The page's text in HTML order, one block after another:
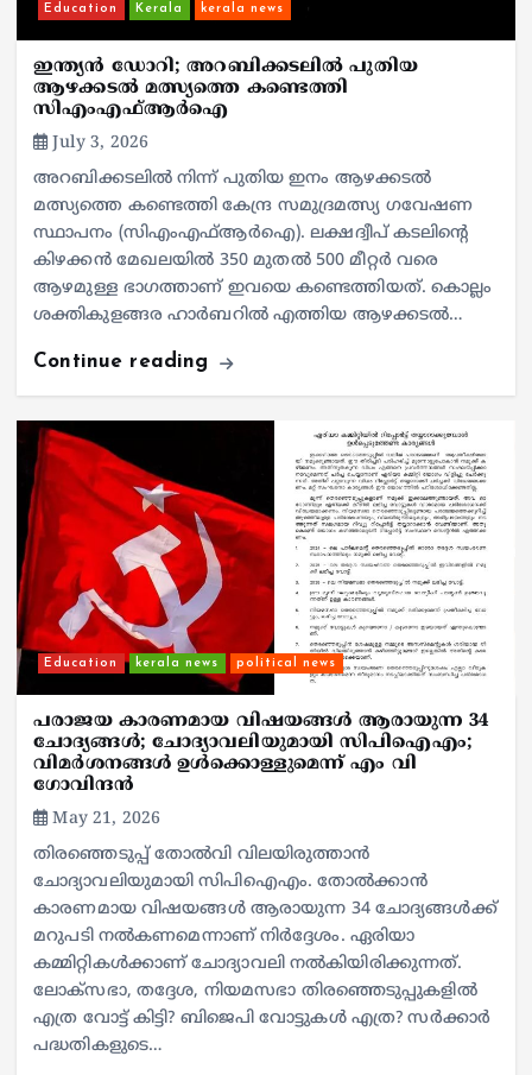
Education Kerala kerala news
ഇന്ത്യന്‍ ഡോറി; അറബിക്കടലില്‍ പുതിയ
ആഴക്കടല്‍ മത്സ്യത്തെ കണ്ടെത്തി
സിഎംഎഫ്ആര്‍ഐ
July 3, 2026
അറബിക്കടലില്‍ നിന്ന് പുതിയ ഇനം ആഴക്കടല്‍
മത്സ്യത്തെ കണ്ടെത്തി കേന്ദ്ര സമുദ്രമത്സ്യ ഗവേഷണ
സ്ഥാപനം (സിഎംഎഫ്ആര്‍ഐ). ലക്ഷദ്വീപ് കടലിന്റെ
കിഴക്കന്‍ മേഖലയില്‍ 350 മുതല്‍ 500 മീറ്റര്‍ വരെ
ആഴമുള്ള ഭാഗത്താണ് ഇവയെ കണ്ടെത്തിയത്. കൊല്ലം
ശക്തികുളങ്ങര ഹാര്‍ബറില്‍ എത്തിയ ആഴക്കടല്‍…
Continue reading
Education kerala news political news
പരാജയ കാരണമായ വിഷയങ്ങള്‍ ആരായുന്ന 34
ചോദ്യങ്ങള്‍; ചോദ്യാവലിയുമായി സിപിഐഎം;
വിമര്‍ശനങ്ങള്‍ ഉള്‍ക്കൊള്ളുമെന്ന് എം വി
ഗോവിന്ദന്‍
May 21, 2026
തിരഞ്ഞെടുപ്പ് തോല്‍വി വിലയിരുത്താന്‍
ചോദ്യാവലിയുമായി സിപിഐഎം. തോല്‍ക്കാന്‍
കാരണമായ വിഷയങ്ങള്‍ ആരായുന്ന 34 ചോദ്യങ്ങള്‍ക്ക്
മറുപടി നല്‍കണമെന്നാണ് നിര്‍ദ്ദേശം. ഏരിയാ
കമ്മിറ്റികള്‍ക്കാണ് ചോദ്യാവലി നല്‍കിയിരിക്കുന്നത്.
ലോക്‌സഭാ, തദ്ദേശ, നിയമസഭാ തിരഞ്ഞെടുപ്പുകളില്‍
എത്ര വോട്ട് കിട്ടി? ബിജെപി വോട്ടുകള്‍ എത്ര? സര്‍ക്കാര്‍
പദ്ധതികളുടെ…